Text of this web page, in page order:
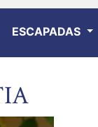
ESCAPADAS